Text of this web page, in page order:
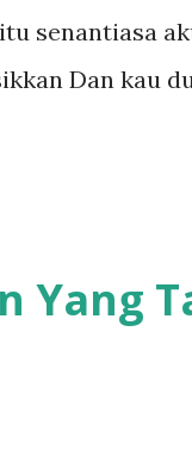
senantiasa
Dan kau
Yang